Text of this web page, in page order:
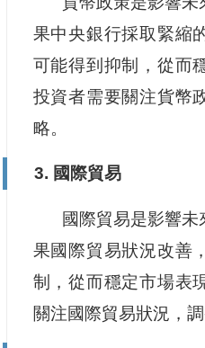
果中央銀行採取緊縮
可能得到抑制，從而
投資者需要關注貨幣
略。
3. 國際貿易
國際貿易是影響
果國際貿易狀況改善
制，從而穩定市場表
關注國際貿易狀況，調